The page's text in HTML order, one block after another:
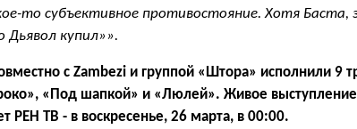
то субъективное противостояние. Хотя Баста,
Дьявол купил»».
сZambezi и группой «Штора» исполнили 9
«Под шапкой» и «Люлей». Живое выступление
РЕН ТВ - в воскресенье, 26 марта, в 00:00.